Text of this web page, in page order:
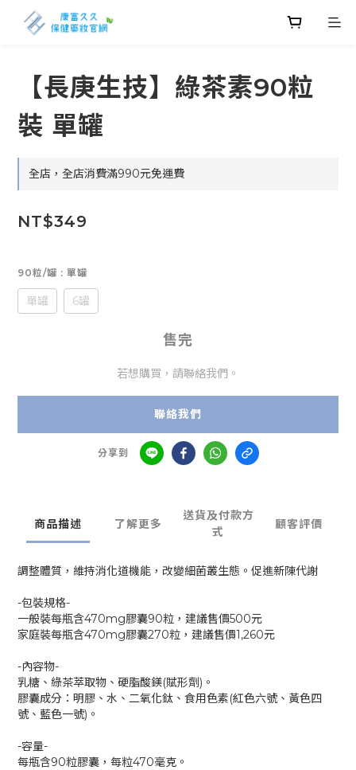
【長庚生技】綠茶素90粒
裝 單罐
全店，全店消費滿990元免運費
NT$349
90粒/罐 : 單罐
單罐 6罐
售完
若想購買，請聯絡我們。
聯絡我們
分享到
商品描述 了解更多
送貨及付款方
式
顧客評價
調整體質，維持消化道機能，改變細菌叢生態。促進新陳代謝
-包裝規格-
一般裝每瓶含470mg膠囊90粒，建議售價500元
家庭裝每瓶含470mg膠囊270粒，建議售價1,260元
-內容物-
乳糖、綠茶萃取物、硬脂酸鎂(賦形劑)。
膠囊成分：明膠、水、二氧化鈦、食用色素(紅色六號、黃色四
號、藍色一號)。
-容量-
每瓶含90粒膠囊，每粒470毫克。